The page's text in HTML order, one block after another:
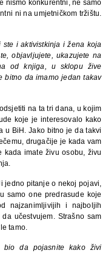
nismo konkurentni, ne samo
ni na umjetničkom tržištu.
ste i aktivistkinja i žena koja
objavljujete, ukazujete na
od knjiga, u sklopu žive
bitno da imamo jedan takav
na ta tri dana, u kojim
koje je interesovalo kako
u BiH. Jako bitno je da takvi
drugačije je kada vam
kada imate živu osobu, živu
jedno pitanje o nekoj pojavi,
samo one predrasude koje
najzanimljivijih i najboljih
učestvujem. Strašno sam
tamo.
da pojasnite kako živi